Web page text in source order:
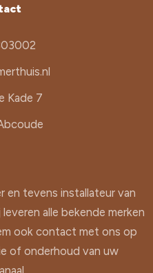
Kade 7
en tevens installateur van
alle bekende merken
ook contact met ons op
of onderhoud van uw